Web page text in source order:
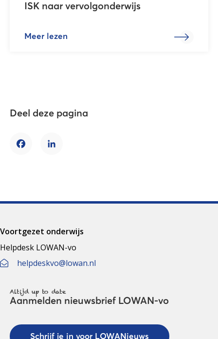
ISK naar vervolgonderwijs
Meer lezen
Deel deze pagina
FacebookLinkedIn
Voortgezet onderwijs
Helpdesk LOWAN-vo
helpdeskvo@lowan.nl
Altijd up to date
Aanmelden nieuwsbrief LOWAN-vo
Schrijf je in voor LOWANieuws